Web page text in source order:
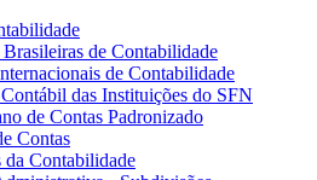
de Contabilidade
de Contabilidade
das Instituições do SFN
de Contas Padronizado
Contas
da Contabilidade